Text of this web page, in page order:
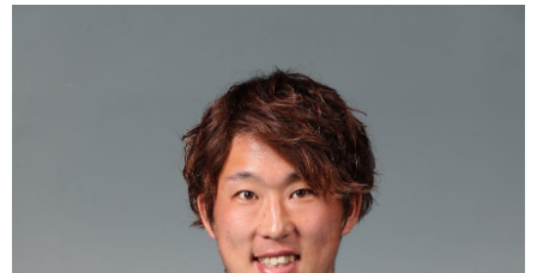
横浜FC公式オンラインショップ
スペシャルコンテンツ